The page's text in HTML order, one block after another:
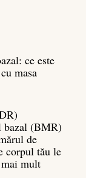
ce este
masa
bazal (BMR)
de
corpul tău le
mult: